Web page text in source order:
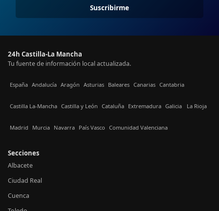
Suscribirme
24h Castilla-La Mancha
Tu fuente de información local actualizada.
España Andalucía Aragón Asturias Baleares Canarias Cantabria
Castilla La-Mancha Castilla y León Cataluña Extremadura Galicia La Rioja
Madrid Murcia Navarra País Vasco Comunidad Valenciana
Secciones
Albacete
Ciudad Real
Cuenca